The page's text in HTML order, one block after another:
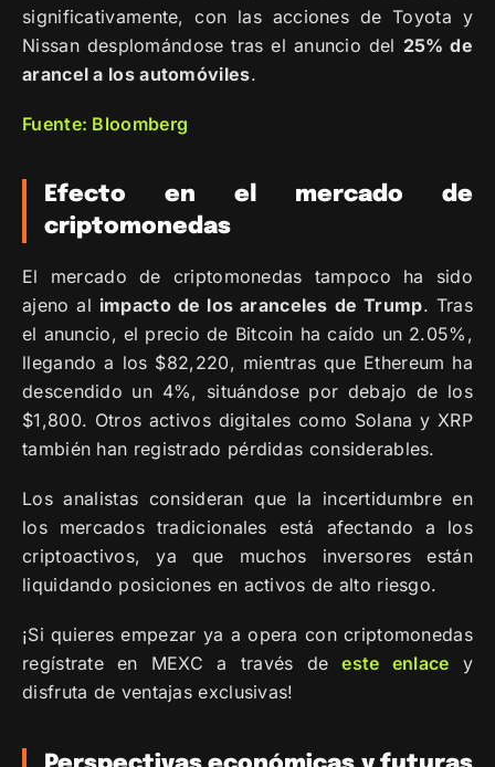
significativamente, con las acciones de Toyota y
Nissan desplomándose tras el anuncio del 25% de
arancel a los automóviles.
Fuente: Bloomberg
Efecto en el mercado de
criptomonedas
El mercado de criptomonedas tampoco ha sido
ajeno al impacto de los aranceles de Trump. Tras
el anuncio, el precio de Bitcoin ha caído un 2.05%,
llegando a los $82,220, mientras que Ethereum ha
descendido un 4%, situándose por debajo de los
$1,800. Otros activos digitales como Solana y XRP
también han registrado pérdidas considerables.
Los analistas consideran que la incertidumbre en
los mercados tradicionales está afectando a los
criptoactivos, ya que muchos inversores están
liquidando posiciones en activos de alto riesgo.
¡Si quieres empezar ya a opera con criptomonedas
regístrate en MEXC a través deeste enlace y
disfruta de ventajas exclusivas!